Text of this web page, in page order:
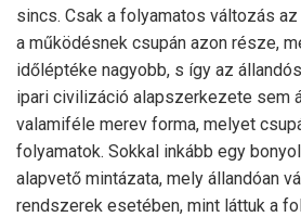
sincs. Csak a folyamatos változás
a működésnek csupán azon része,
időléptéke nagyobb, s így az
ipari civilizáció alapszerkezete sem
valamiféle merev forma, melyet
folyamatok. Sokkal inkább egy
alapvető mintázata, mely állandóan
rendszerek esetében, mint láttuk a